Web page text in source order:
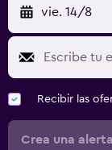
vie. 14/8
Recibir las
Crea una